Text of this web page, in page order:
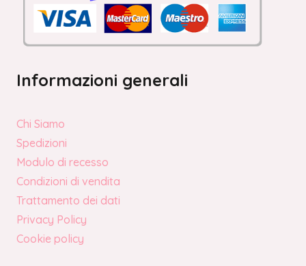
Informazioni generali
Chi Siamo
Spedizioni
Modulo di recesso
Condizioni di vendita
Trattamento dei dati
Privacy Policy
Cookie policy